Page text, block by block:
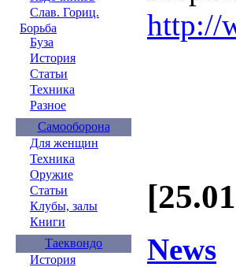
Слав. Гориц.
Борьба
Буза
История
Статьи
Техника
Разное
Самооборона
Для женщин
Техника
Оружие
Статьи
Клубы, залы
Книги
Таеквондо
История
http://
News